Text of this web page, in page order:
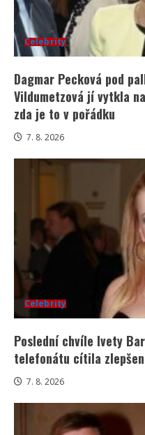
Celebrity
Dagmar Pecková pod
Vildumetzová jí vytkla
zda je to v pořádku
7. 8. 2026
Celebrity
Poslední chvíle Ivety
telefonátu cítila
7. 8. 2026